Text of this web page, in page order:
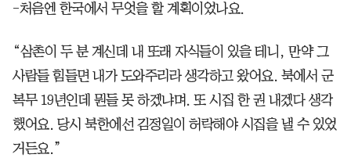
-처음엔 한국에서 무엇을 할 계획이었나요.
“삼촌이 두 분 계신데 내 또래 자식들이 있을 테니, 만약 그
사람들 힘들면 내가 도와주리라 생각하고 왔어요. 북에서 군
복무 19년인데 뭔들 못 하겠냐며. 또 시집 한 권 내겠다 생각
했어요. 당시 북한에선 김정일이 허락해야 시집을 낼 수 있었
거든요.”